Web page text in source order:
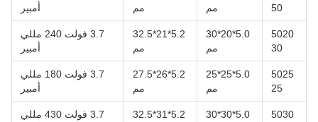
50
مم
مم
أمبير
5020
30
5.0*20*30
مم
5.2*21*32.5
مم
3.7 فولت 240 مللي
أمبير
5025
25
5.0*25*25
مم
5.2*26*27.5
مم
3.7 فولت 180 مللي
أمبير
5030
5.0*30*30
5.2*31*32.5
3.7 فولت 430 مللي